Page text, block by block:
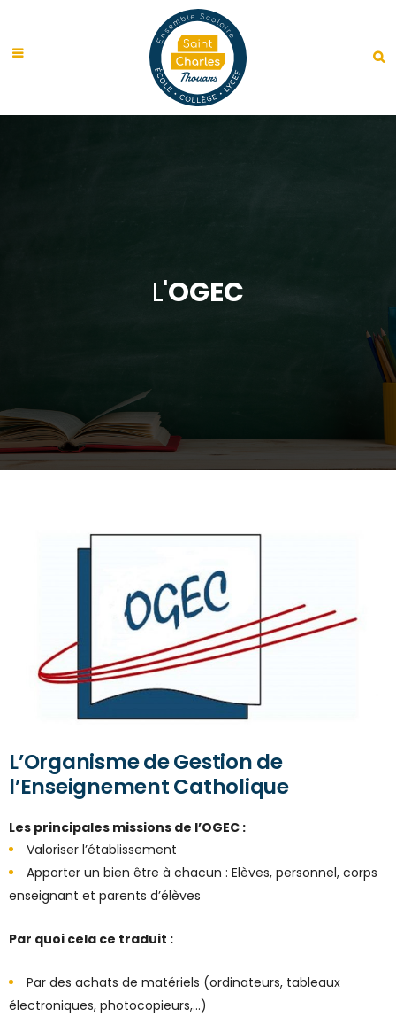
L'OGEC
L’Organisme de Gestion de
l’Enseignement Catholique
Les principales missions de l’OGEC :
Valoriser l’établissement
Apporter un bien être à chacun : Elèves, personnel, corps
enseignant et parents d’élèves
Par quoi cela ce traduit :
Par des achats de matériels (ordinateurs, tableaux
électroniques, photocopieurs,…)